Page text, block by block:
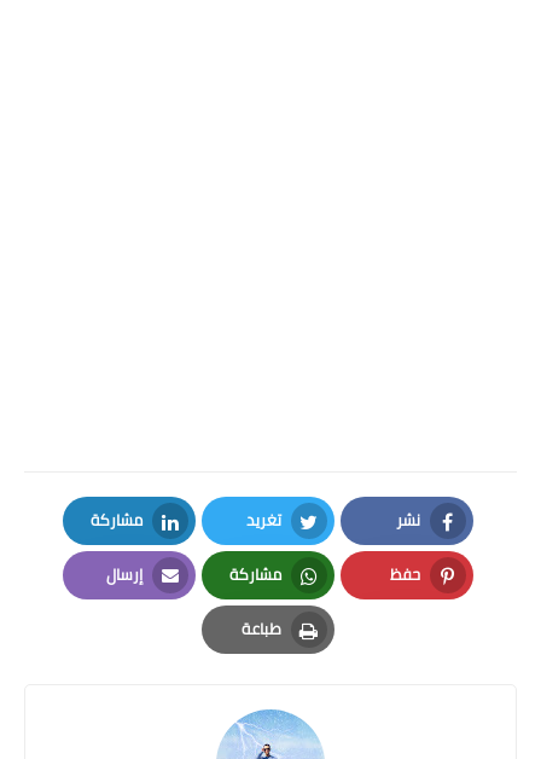
نشر
Facebook
تغريد
Twitter
مشاركة
LinkedIn
حفظ
Pinterest
مشاركة
Whatsapp
إرسال
Email
طباعة
Print